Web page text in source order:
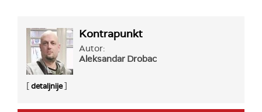
Kontrapunkt
Autor:
Aleksandar Drobac
[detaljnije]